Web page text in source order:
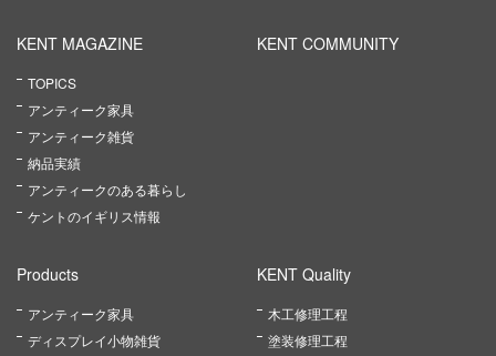
KENT MAGAZINE
TOPICS
アンティーク家具
アンティーク雑貨
納品実績
アンティークのある暮らし
ケントのイギリス情報
KENT COMMUNITY
Products
アンティーク家具
ディスプレイ小物雑貨
KENT Quality
木工修理工程
塗装修理工程